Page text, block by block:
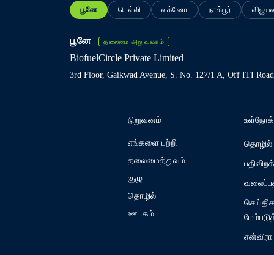
பூனே டெல்லி லக்னோ நாக்பூர்
பூனே தலைமை அலுவலகம்
BiofuelCircle Private Limited
3rd Floor, Gaikwad Avenue, S. No. 127/1 A, Off ITI
நிறுவனம்
எங்களை பற்றி
தலைமைத்துவம்
குழு
தொழில்
ஊடகம்
தொழில்
என்விரா